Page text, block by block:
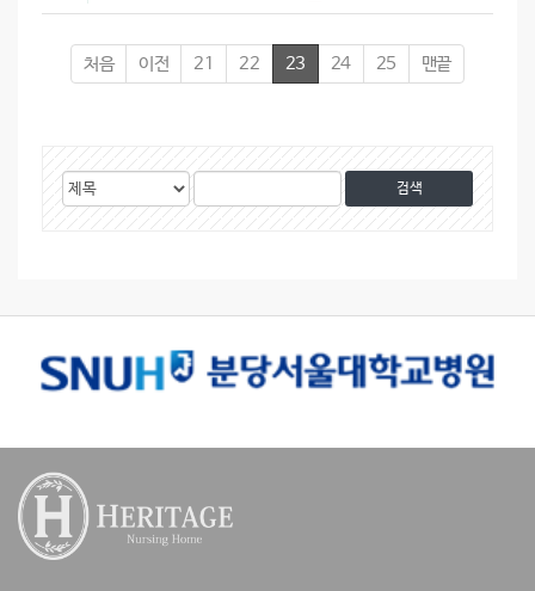
처음 이전 21 22 23 24 25 맨끝
게
시
검
색
색